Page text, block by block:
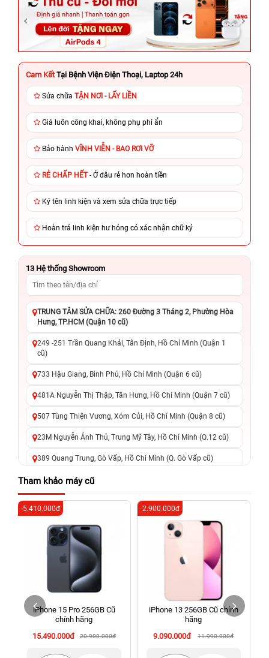
Cam Kết Tại Bệnh Viện Điện Thoại, Laptop 24h
Sửa chữa TẬN NƠI - LẤY LIỀN
Giá luôn công khai, không phụ phí ẩn
Bảo hành VĨNH VIỄN - BAO RƠI VỠ
RẺ CHẤP HẾT- Ở đâu rẻ hơn hoàn tiền
Ký tên linh kiện và xem sửa chữa trực tiếp
Hoàn trả linh kiện hư hỏng có xác nhận chữ ký
13 Hệ thống Showroom
TRUNG TÂM SỬA CHỮA: 260 Đường 3 Tháng 2, Phường Hòa
Hưng, TP.HCM (Quận 10 cũ)
249 -251 Trần Quang Khải, Tân Định, Hồ Chí Minh (Quận 1
cũ)
733 Hậu Giang, Bình Phú, Hồ Chí Minh (Quận 6 cũ)
481A Nguyễn Thị Thập, Tân Hưng, Hồ Chí Minh (Quận 7 cũ)
507 Tùng Thiện Vương, Xóm Củi, Hồ Chí Minh (Quận 8 cũ)
23M Nguyễn Ảnh Thủ, Trung Mỹ Tây, Hồ Chí Minh (Q.12 cũ)
389 Quang Trung, Gò Vấp, Hồ Chí Minh (Q. Gò Vấp cũ)
625 - 625A Âu Cơ, Tân Phú, Hồ Chí Minh (Quận Tân Phú cũ)
326 Lê Văn Việt, Tăng Nhơn Phú, Hồ Chí Minh (Q.9 TP. Thủ
Đức cũ)
256 Võ Văn Ngân, Thủ Đức, Hồ Chí Minh (Bình Thọ, TP. Thủ
Đức Cũ)
70 Nguyễn An Ninh, Dĩ An, Hồ Chí Minh (Bình Dương Cũ)
24h Vũng Tàu: 162A Ba Cu, Vũng Tàu, Hồ Chí Minh (TP. Vũng
Tàu cũ)
198 Hoàng Văn Thụ, Tân Sơn Nhất, Hồ Chí Minh (Tân Bình
Tham khảo máy cũ
iPhone 15 Pro 256GB Cũ
chính hãng
15.490.000đ
20.900.000đ
-5.410.000đ
iPhone 13 256GB Cũ chính
hãng
9.090.000đ
11.990.000đ
-2.900.000đ